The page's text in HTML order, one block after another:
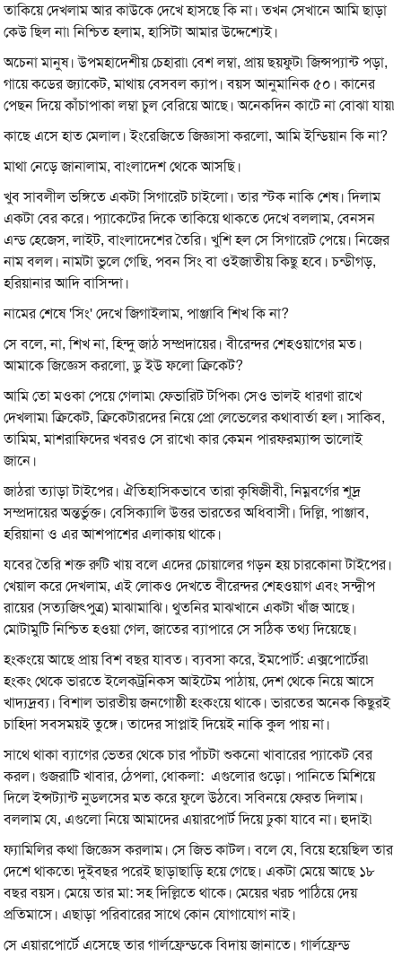
তাকিয়ে দেখলাম আর কাউকে দেখে হাসছে কি না। তখন সেখানে আমি ছাড়া
কেউ ছিল না৷ নিশ্চিত হলাম, হাসিটা আমার উদ্দেশ্যেই।
অচেনা মানুষ। উপমহাদেশীয় চেহারা৷ বেশ লম্বা, প্রায় ছয়ফুট৷ জিন্সপ্যান্ট পড়া,
গায়ে কডের জ্যাকেট, মাথায় বেসবল ক্যাপ। বয়স আনুমানিক ৫০। কানের
পেছন দিয়ে কাঁচাপাকা লম্বা চুল বেরিয়ে আছে। অনেকদিন কাটে না বোঝা যায়৷
কাছে এসে হাত মেলাল। ইংরেজিতে জিজ্ঞাসা করলো, আমি ইন্ডিয়ান কি না?
মাথা নেড়ে জানালাম, বাংলাদেশ থেকে আসছি।
খুব সাবলীল ভঙ্গিতে একটা সিগারেট চাইলো। তার স্টক নাকি শেষ। দিলাম
একটা বের করে। প্যাকেটের দিকে তাকিয়ে থাকতে দেখে বললাম, বেনসন
এন্ড হেজেস, লাইট, বাংলাদেশের তৈরি। খুশি হল সে সিগারেট পেয়ে। নিজের
নাম বলল। নামটা ভুলে গেছি, পবন সিং বা ওইজাতীয় কিছু হবে। চন্ডীগড়,
হরিয়ানার আদি বাসিন্দা।
নামের শেষে 'সিং' দেখে জিগাইলাম, পাঞ্জাবি শিখ কি না?
সে বলে, না, শিখ না, হিন্দু জাঠ সম্প্রদায়ের। বীরেন্দর শেহওয়াগের মত।
আমাকে জিজ্ঞেস করলো, ডু ইউ ফলো ক্রিকেট?
আমি তো মওকা পেয়ে গেলাম৷ ফেভারিট টপিক৷ সেও ভালই ধারণা রাখে
দেখলাম৷ ক্রিকেট, ক্রিকেটারদের নিয়ে প্রো লেভেলের কথাবার্তা হল। সাকিব,
তামিম, মাশরাফিদের খবরও সে রাখে৷ কার কেমন পারফরম্যান্স ভালোই
জানে।
জাঠরা ত্যাড়া টাইপের। ঐতিহাসিকভাবে তারা কৃষিজীবী, নিম্নবর্গের শূদ্র
সম্প্রদায়ের অন্তর্ভুক্ত। বেসিক্যালি উত্তর ভারতের অধিবাসী। দিল্লি, পাঞ্জাব,
হরিয়ানা ও এর আশপাশের এলাকায় থাকে।
যবের তৈরি শক্ত রুটি খায় বলে এদের চোয়ালের গড়ন হয় চারকোনা টাইপের।
খেয়াল করে দেখলাম, এই লোকও দেখতে বীরেন্দর শেহওয়াগ এবং সন্দ্বীপ
রায়ের (সত্যজিৎপুত্র) মাঝামাঝি। থুতনির মাঝখানে একটা খাঁজ আছে।
মোটামুটি নিশ্চিত হওয়া গেল, জাতের ব্যাপারে সে সঠিক তথ্য দিয়েছে।
হংকংয়ে আছে প্রায় বিশ বছর যাবত। ব্যবসা করে, ইমপোর্ট: এক্সপোর্টের৷
হংকং থেকে ভারতে ইলেকট্রনিকস আইটেম পাঠায়, দেশ থেকে নিয়ে আসে
খাদ্যদ্রব্য। বিশাল ভারতীয় জনগোষ্ঠী হংকংয়ে থাকে। ভারতের অনেক কিছুরই
চাহিদা সবসময়ই তুঙ্গে। তাদের সাপ্লাই দিয়েই নাকি কুল পায় না।
সাথে থাকা ব্যাগের ভেতর থেকে চার পাঁচটা শুকনো খাবারের প্যাকেট বের
করল। গুজরাটি খাবার, ঠেপলা, ধোকলা: এগুলোর গুড়ো। পানিতে মিশিয়ে
দিলে ইন্সট্যান্ট নুডলসের মত করে ফুলে উঠবে৷ সবিনয়ে ফেরত দিলাম।
বললাম যে, এগুলো নিয়ে আমাদের এয়ারপোর্ট দিয়ে ঢুকা যাবে না। হুদাই৷
ফ্যামিলির কথা জিজ্ঞেস করলাম। সে জিভ কাটল। বলে যে, বিয়ে হয়েছিল তার
দেশে থাকতে৷ দুইবছর পরেই ছাড়াছাড়ি হয়ে গেছে। একটা মেয়ে আছে ১৮
বছর বয়স। মেয়ে তার মা: সহ দিল্লিতে থাকে। মেয়ের খরচ পাঠিয়ে দেয়
প্রতিমাসে। এছাড়া পরিবারের সাথে কোন যোগাযোগ নাই।
সে এয়ারপোর্টে এসেছে তার গার্লফ্রেন্ডকে বিদায় জানাতে। গার্লফ্রেন্ড